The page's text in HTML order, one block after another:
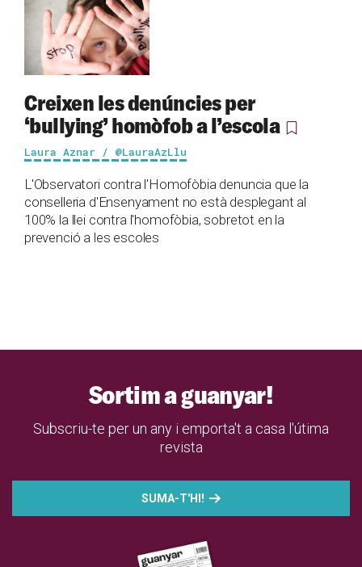
Creixen les denúncies per
‘bullying’ homòfob a l’escola
Laura Aznar / @LauraAzLlu
L'Observatori contra l'Homofòbia denuncia que la
conselleria d'Ensenyament no està desplegant al
100% la llei contra l'homofòbia, sobretot en la
prevenció a les escoles
Sortim a guanyar!
Subscriu-te per un any i emporta't a casa l'útima
revista
SUMA-T'HI!